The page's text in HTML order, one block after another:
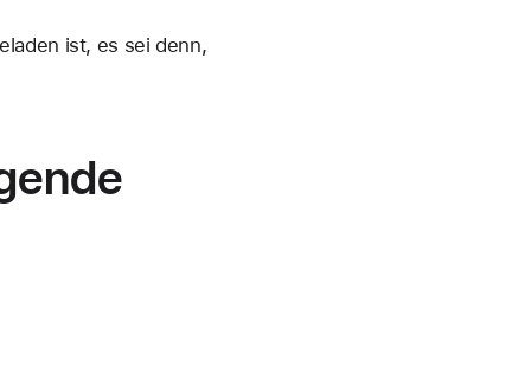
ist, es sei denn,